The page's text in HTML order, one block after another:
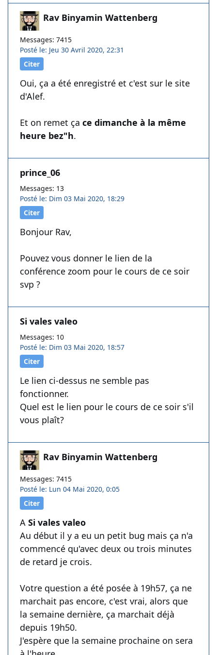
Rav Binyamin Wattenberg
Messages: 7415
Posté le: Jeu 30 Avril 2020, 22:31
Citer
Oui, ça a été enregistré et c'est sur le site
d'Alef.
Et on remet ça ce dimanche à la même
heure bez"h.
prince_06
Messages: 13
Posté le: Dim 03 Mai 2020, 18:29
Citer
Bonjour Rav,
Pouvez vous donner le lien de la
conférence zoom pour le cours de ce soir
svp ?
Si vales valeo
Messages: 10
Posté le: Dim 03 Mai 2020, 18:57
Citer
Le lien ci-dessus ne semble pas
fonctionner.
Quel est le lien pour le cours de ce soir s'il
vous plaît?
Rav Binyamin Wattenberg
Messages: 7415
Posté le: Lun 04 Mai 2020, 0:05
Citer
A Si vales valeo
Au début il y a eu un petit bug mais ça n'a
commencé qu'avec deux ou trois minutes
de retard je crois.
Votre question a été posée à 19h57, ça ne
marchait pas encore, c'est vrai, alors que
la semaine dernière, ça marchait déjà
depuis 19h50.
J'espère que la semaine prochaine on sera